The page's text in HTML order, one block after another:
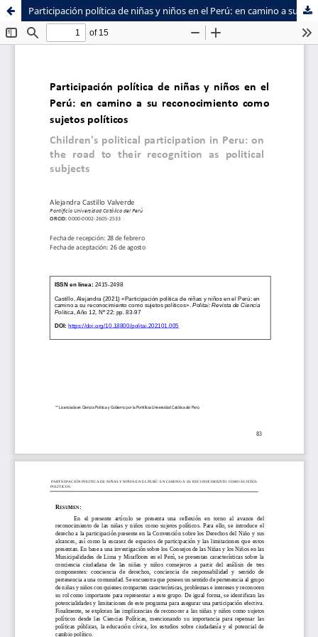
Sistema de
Bibliotecas
Facultad de
Ciencias Sociales
Participación política de niñas y niños en el Perú: en camino a su reconocimiento como sujetos políticos